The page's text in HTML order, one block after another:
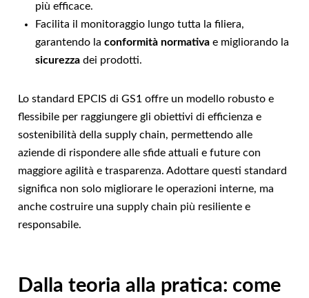
più efficace.
Facilita il monitoraggio lungo tutta la filiera,
garantendo la conformità normativa e migliorando la
sicurezza dei prodotti.
Lo standard EPCIS di GS1 offre un modello robusto e
flessibile per raggiungere gli obiettivi di efficienza e
sostenibilità della supply chain, permettendo alle
aziende di rispondere alle sfide attuali e future con
maggiore agilità e trasparenza. Adottare questi standard
significa non solo migliorare le operazioni interne, ma
anche costruire una supply chain più resiliente e
responsabile.
Dalla teoria alla pratica: come